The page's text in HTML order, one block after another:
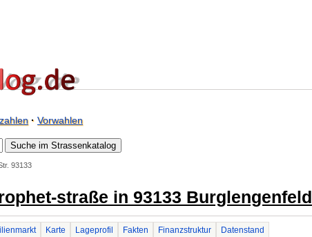
· Vorwahlen
93133
straße in 93133 Burglengenfeld
Karte Lageprofil Fakten Finanzstruktur Datenstand